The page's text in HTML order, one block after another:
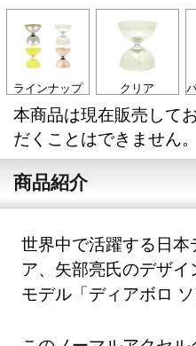
ラインナップ クリア
本商品は現在販売して
だくことはできません。
商品紹介
世界中で活躍する日
ア、矢部亮氏のデザ
モデル「ディアボロ ソ